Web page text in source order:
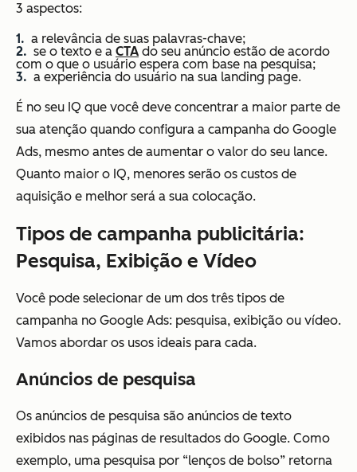
3 aspectos:
a relevância de suas palavras-chave;
se o texto e a CTA do seu anúncio estão de acordo
com o que o usuário espera com base na pesquisa;
a experiência do usuário na sua landing page.
É no seu IQ que você deve concentrar a maior parte de
sua atenção quando configura a campanha do Google
Ads, mesmo antes de aumentar o valor do seu lance.
Quanto maior o IQ, menores serão os custos de
aquisição e melhor será a sua colocação.
Tipos de campanha publicitária:
Pesquisa, Exibição e Vídeo
Você pode selecionar de um dos três tipos de
campanha no Google Ads: pesquisa, exibição ou vídeo.
Vamos abordar os usos ideais para cada.
Anúncios de pesquisa
Os anúncios de pesquisa são anúncios de texto
exibidos nas páginas de resultados do Google. Como
exemplo, uma pesquisa por “lenços de bolso” retorna